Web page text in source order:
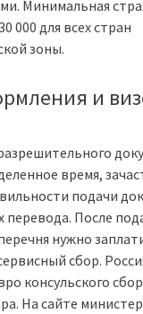
Минимальная
000 для всех стран
зоны.
и
время,
подачи
перевода. После
нужно
сбор.
консульского
На сайте